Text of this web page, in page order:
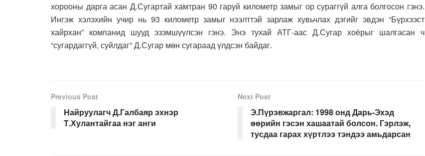
хорооны дарга асан Д.Сугартай хамтран 90 гаруй километр замыг ор сураггүй алга болгосон гэнэ.
Ингэж хэлэхийн учир нь 93 километр замыг нээлттэй зарлаж хувьчлах дэгийг эвдэн “Бүрхээст
хайрхан” компанид шууд эзэмшүүлсэн гэнэ. Энэ тухай АТГ-аас Д.Сугар хоёрыг шалгасан ч
“сугардаггүй, суйлдаг” Д.Сугар мөн сугараад үлдсэн байдаг.
Previous Post
Найруулагч Д.Галбаяр эхнэр
Т.Хулантайгаа нэг анги
Next Post
Э.Пүрэвжаргал: 1998 онд Дарь-Эхэд
өөрийн гэсэн хашаатай болсон. Гэрлэж,
тусдаа гарах хүртлээ тэндээ амьдарсан